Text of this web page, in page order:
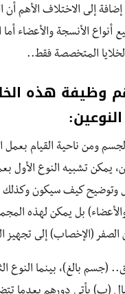
إلى الاختلاف الأهم أن
أنواع الأنسجة والأعضاء
المتخصصة فقط..
وظيفة هذه
ومن ناحية القيام بعمل
يمكن تشبيه النوع الأول
وتوضيح كيف سيكون وكذلك
بل يمكن لهذه
الصفر (الإخصاب) إلى تجهيز
(جسم بالغ)، بينما النوع